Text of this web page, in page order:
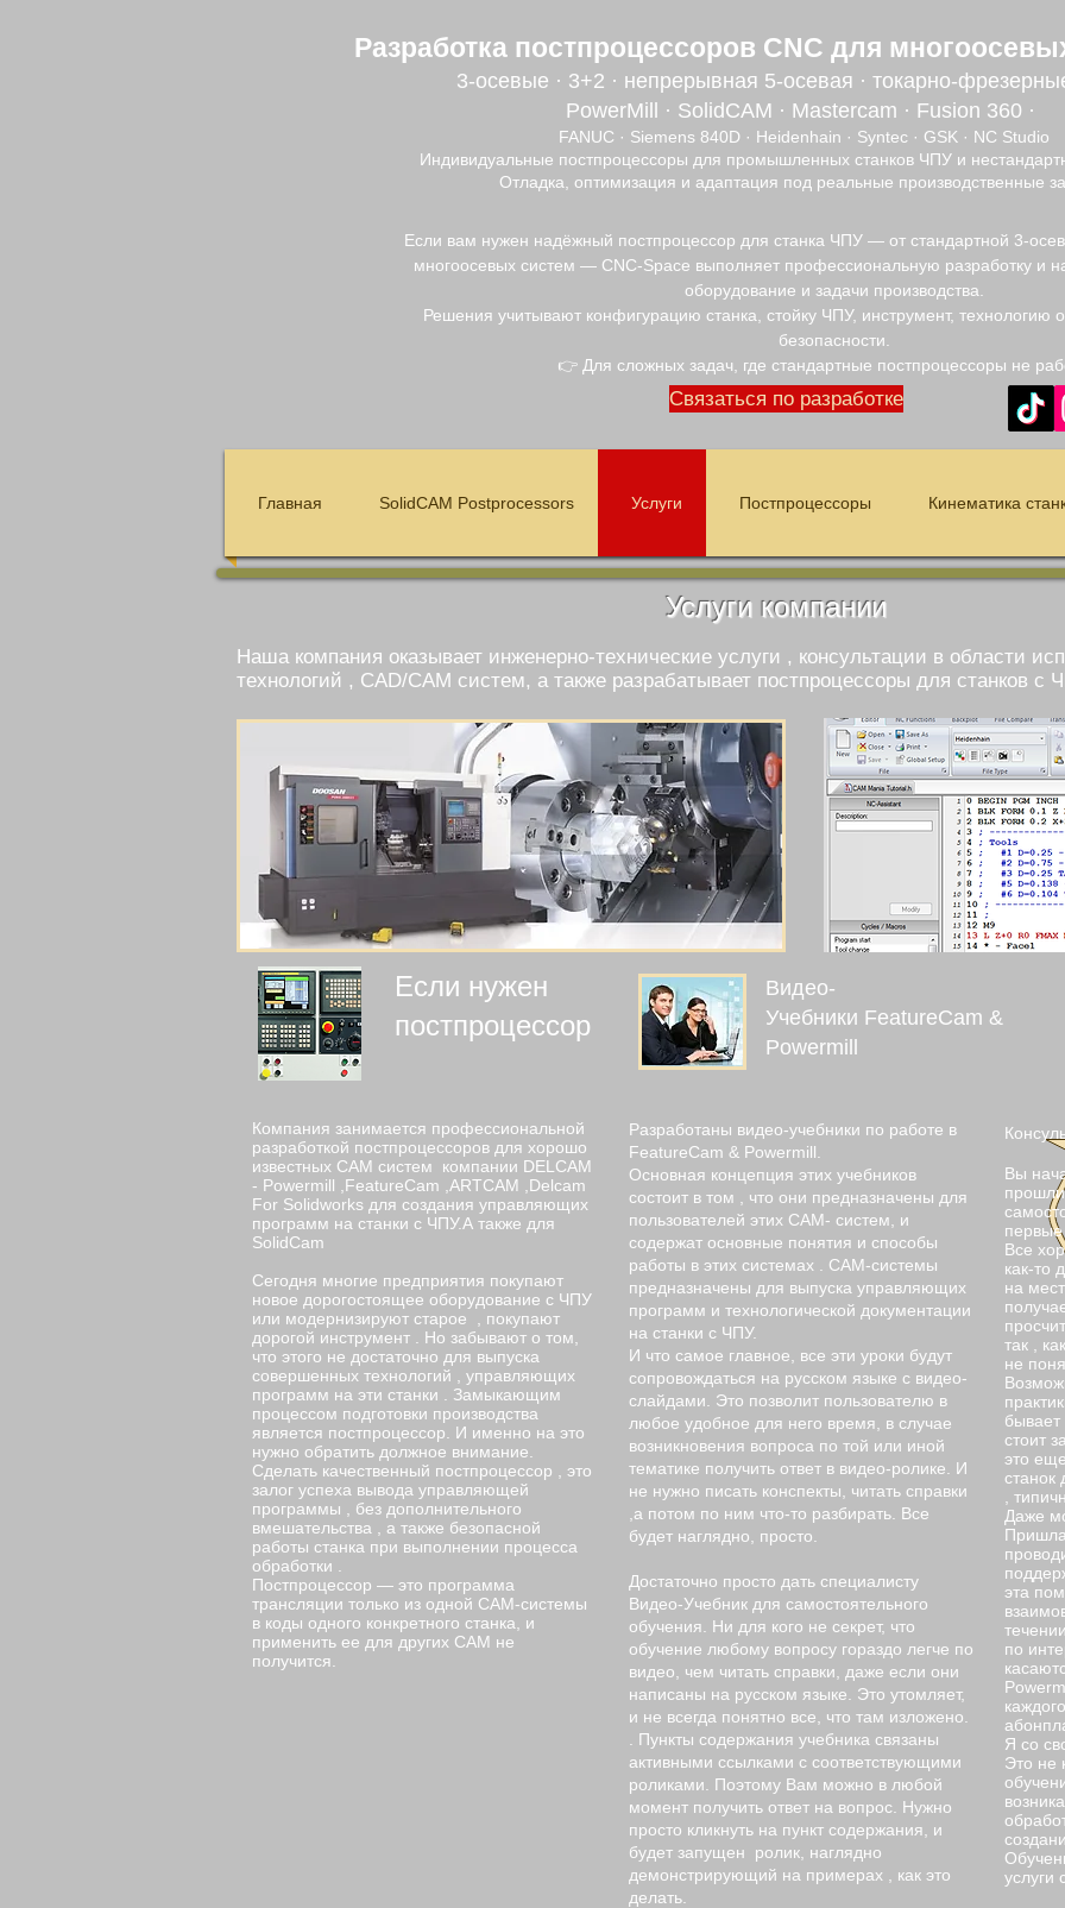
Разработка постпроцессоров CNC для
3-осевые · 3+2 · непрерывная 5-осевая · токарно-
PowerMill · SolidCAM · Mastercam · Fusion 360 ·
FANUC · Siemens 840D · Heidenhain · Syntec · GSK · NC Studio
Индивидуальные постпроцессоры для промышленных станков ЧПУ и
Отладка, оптимизация и адаптация под реальные производственные
Если вам нужен надёжный постпроцессор для станка ЧПУ — от стандартной 3-
многоосевых систем — CNC-Space выполняет профессиональную разработку и
оборудование и задачи производства.
Решения учитывают конфигурацию станка, стойку ЧПУ, инструмент, технологию
безопасности.
👉 Для сложных задач, где стандартные постпроцессоры не
Связаться по разработке
Главная SolidCAM Postprocessors Услуги Постпроцессоры Кинематика
Услуги компании
Наша компания оказывает инженерно-технические услуги , консультации в области
технологий , CAD/CAM систем, а также разрабатывает постпроцессоры для станков с
Если нужен
постпроцессор
Видео-
Учебники FeatureCam &
Powermill
Компания занимается профессиональной
разработкой постпроцессоров для хорошо
известных САМ систем компании DELCAM
- Powermill ,FeatureCam ,ARTCAM ,Delcam
For Solidworks для создания управляющих
программ на станки с ЧПУ.А также для
SolidCam
Сегодня многие предприятия покупают
новое дорогостоящее оборудование с ЧПУ
или модернизируют старое , покупают
дорогой инструмент . Но забывают о том,
что этого не достаточно для выпуска
совершенных технологий , управляющих
программ на эти станки . Замыкающим
процессом подготовки производства
является постпроцессор. И именно на это
нужно обратить должное внимание.
Сделать качественный постпроцессор , это
залог успеха вывода управляющей
программы , без дополнительного
вмешательства , а также безопасной
работы станка при выполнении процесса
обработки .
Постпроцессор — это программа
трансляции только из одной CAM-системы
в коды одного конкретного станка, и
применить ее для других CAM не
получится.
Разработаны видео-учебники по работе в
FeatureCam & Powermill.
Основная концепция этих учебников
состоит в том , что они предназначены для
пользователей этих САМ- систем, и
содержат основные понятия и способы
работы в этих системах . САМ-системы
предназначены для выпуска управляющих
программ и технологической документации
на станки с ЧПУ.
И что самое главное, все эти уроки будут
сопровождаться на русском языке с видео-
слайдами. Это позволит пользователю в
любое удобное для него время, в случае
возникновения вопроса по той или иной
тематике получить ответ в видео-ролике. И
не нужно писать конспекты, читать справки
,а потом по ним что-то разбирать. Все
будет наглядно, просто.
Достаточно просто дать специалисту
Видео-Учебник для самостоятельного
обучения. Ни для кого не секрет, что
обучение любому вопросу гораздо легче по
видео, чем читать справки, даже если они
написаны на русском языке. Это утомляет,
и не всегда понятно все, что там изложено.
. Пункты содержания учебника связаны
активными ссылками с соответствующими
роликами. Поэтому Вам можно в любой
момент получить ответ на вопрос. Нужно
просто кликнуть на пункт содержания, и
будет запущен ролик, наглядно
демонстрирующий на примерах , как это
делать.
Вы
первые
Все
как-то
на
так ,
не
бывает
стоит
это
станок
,
Даже
эта
по
Я со
Это не
услуги